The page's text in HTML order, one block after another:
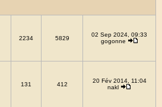
2234 5829
02 Sep 2024, 09:33
gogonne
131 412
20 Fév 2014, 11:04
nakl